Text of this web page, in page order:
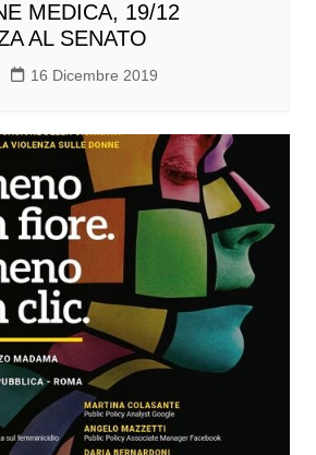
MEDICA, 19/12
AL SENATO
16 Dicembre 2019